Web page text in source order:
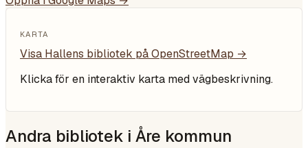
KARTA
Visa Hallens bibliotek på OpenStreetMap →
Klicka för en interaktiv karta med vägbeskrivning.
Andra bibliotek i Åre kommun